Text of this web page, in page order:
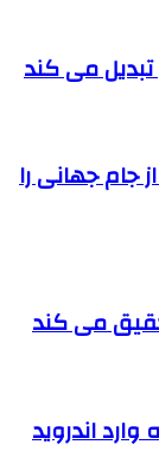
تبدیل می کند
جام جهانی را
می کند
اندروید